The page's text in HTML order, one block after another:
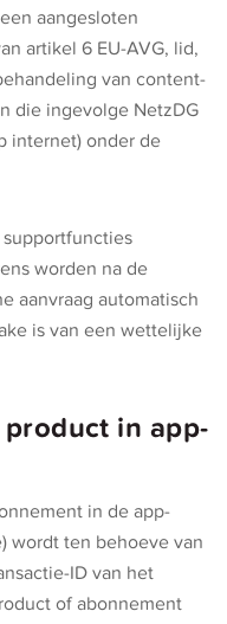
aangesloten
artikel 6 EU-AVG, lid,
van content-
die ingevolge NetzDG
internet) onder de
worden na de
aanvraag automatisch
is van een wettelijke
in app-
in de app-
wordt ten behoeve van
ID van het
of abonnement